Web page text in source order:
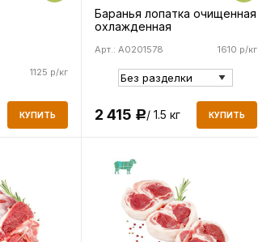
1125 р/кг
КУПИТЬ
Баранья лопатка очищенная
охлажденная
1610 р/кг
Арт.: A0201578
2 415 Р/ 1.5 кг КУПИТЬ